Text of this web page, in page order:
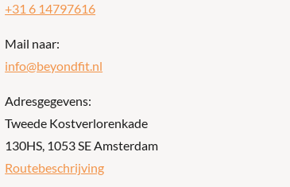
+31 6 14797616
Mail naar:
info@beyondfit.nl
Adresgegevens:
Tweede Kostverlorenkade
130HS, 1053 SE Amsterdam
Routebeschrijving